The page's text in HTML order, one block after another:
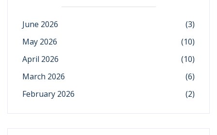
June 2026
(3)
May 2026
(10)
April 2026
(10)
March 2026
(6)
February 2026
(2)